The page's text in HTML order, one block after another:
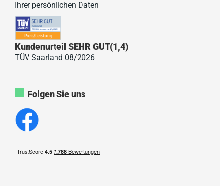
Ihrer persönlichen Daten
Kundenurteil SEHR GUT(1,4)
TÜV Saarland 08/2026
Folgen Sie uns